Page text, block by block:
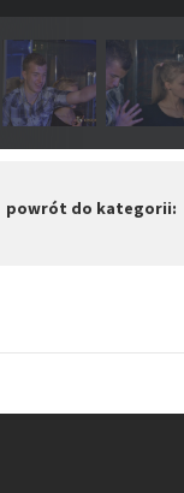
powrót do kategorii: